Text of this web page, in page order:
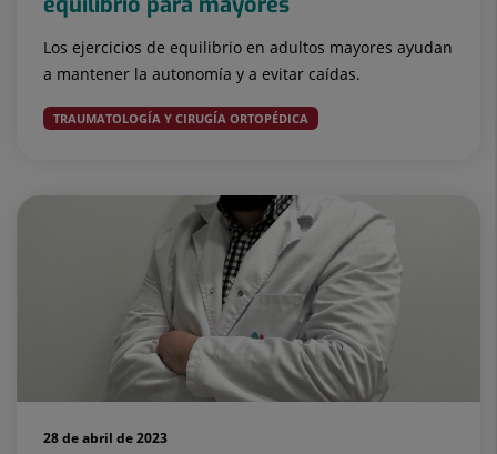
Los ejercicios de equilibrio en adultos mayores ayudan
a mantener la autonomía y a evitar caídas.
TRAUMATOLOGÍA Y CIRUGÍA ORTOPÉDICA
28 de abril de 2023